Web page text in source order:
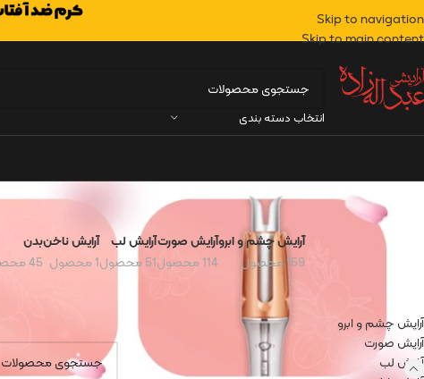
Skip to navigation
Skip to main content
انتخاب دسته بندی
آرایش چشم و ابرو
159 محصول
آرایش صورت
114 محصول
آرایش لب
51 محصول
آرایش ناخن
1 محصول
بدن
45 محصول
آرایش چشم و ابرو
آرایش صورت
آرایش لب
هیچ محصولی یافت نشد.